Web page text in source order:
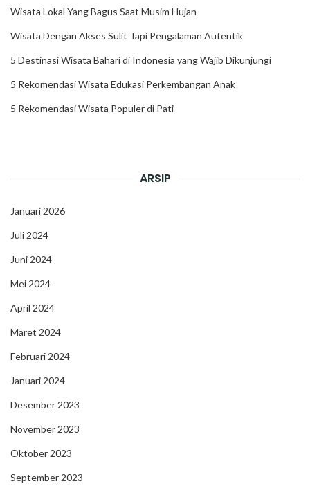
Wisata Lokal Yang Bagus Saat Musim Hujan
Wisata Dengan Akses Sulit Tapi Pengalaman Autentik
5 Destinasi Wisata Bahari di Indonesia yang Wajib Dikunjungi
5 Rekomendasi Wisata Edukasi Perkembangan Anak
5 Rekomendasi Wisata Populer di Pati
ARSIP
Januari 2026
Juli 2024
Juni 2024
Mei 2024
April 2024
Maret 2024
Februari 2024
Januari 2024
Desember 2023
November 2023
Oktober 2023
September 2023